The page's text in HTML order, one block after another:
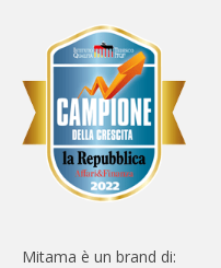
Mitama è un brand di: